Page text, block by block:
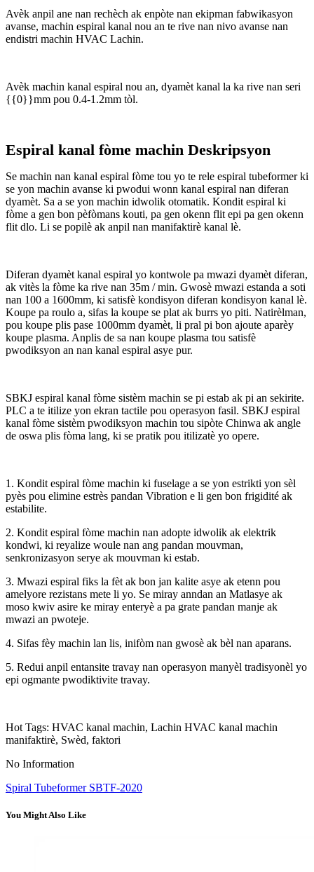
Avèk anpil ane nan rechèch ak enpòte nan ekipman fabwikasyon
avanse, machin espiral kanal nou an te rive nan nivo avanse nan
endistri machin HVAC Lachin.
Avèk machin kanal espiral nou an, dyamèt kanal la ka rive nan seri
{{0}}mm pou 0.4-1.2mm tòl.
Espiral kanal fòme machin Deskripsyon
Se machin nan kanal espiral fòme tou yo te rele espiral tubeformer ki
se yon machin avanse ki pwodui wonn kanal espiral nan diferan
dyamèt. Sa a se yon machin idwolik otomatik. Kondit espiral ki
fòme a gen bon pèfòmans kouti, pa gen okenn flit epi pa gen okenn
flit dlo. Li se popilè ak anpil nan manifaktirè kanal lè.
Diferan dyamèt kanal espiral yo kontwole pa mwazi dyamèt diferan,
ak vitès la fòme ka rive nan 35m / min. Gwosè mwazi estanda a soti
nan 100 a 1600mm, ki satisfè kondisyon diferan kondisyon kanal lè.
Koupe pa roulo a, sifas la koupe se plat ak burrs yo piti. Natirèlman,
pou koupe plis pase 1000mm dyamèt, li pral pi bon ajoute aparèy
koupe plasma. Anplis de sa nan koupe plasma tou satisfè
pwodiksyon an nan kanal espiral asye pur.
SBKJ espiral kanal fòme sistèm machin se pi estab ak pi an sekirite.
PLC a te itilize yon ekran tactile pou operasyon fasil. SBKJ espiral
kanal fòme sistèm pwodiksyon machin tou sipòte Chinwa ak angle
de oswa plis fòma lang, ki se pratik pou itilizatè yo opere.
1. Kondit espiral fòme machin ki fuselage a se yon estrikti yon sèl
pyès pou elimine estrès pandan Vibration e li gen bon frigidité ak
estabilite.
2. Kondit espiral fòme machin nan adopte idwolik ak elektrik
kondwi, ki reyalize woule nan ang pandan mouvman,
senkronizasyon serye ak mouvman ki estab.
3. Mwazi espiral fiks la fèt ak bon jan kalite asye ak etenn pou
amelyore rezistans mete li yo. Se miray anndan an Matlasye ak
moso kwiv asire ke miray enteryè a pa grate pandan manje ak
mwazi an pwoteje.
4. Sifas fèy machin lan lis, inifòm nan gwosè ak bèl nan aparans.
5. Redui anpil entansite travay nan operasyon manyèl tradisyonèl yo
epi ogmante pwodiktivite travay.
Hot Tags: HVAC kanal machin, Lachin HVAC kanal machin
manifaktirè, Swèd, faktori
No Information
Spiral Tubeformer SBTF-2020
You Might Also Like